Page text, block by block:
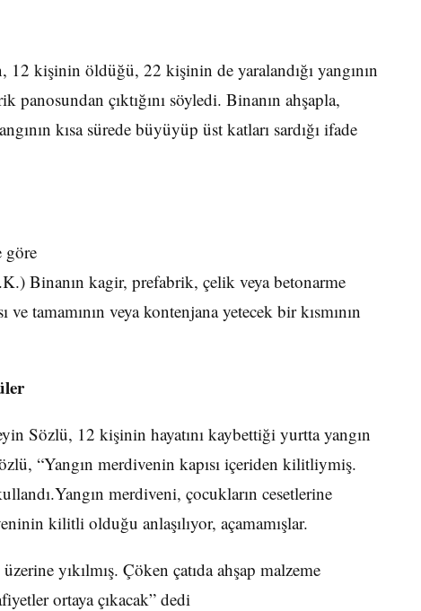
kişinin öldüğü, 22 kişinin de yaralandığı yangının
panosundan çıktığını söyledi. Binanın ahşapla,
kısa sürede büyüyüp üst katları sardığı ifade
göre
Binanın kagir, prefabrik, çelik veya betonarme
ve tamamının veya kontenjana yetecek bir kısmının
Sözlü, 12 kişinin hayatını kaybettiği yurtta yangın
“Yangın merdivenin kapısı içeriden kilitliymiş.
merdiveni, çocukların cesetlerine
kilitli olduğu anlaşılıyor, açamamışlar.
yıkılmış. Çöken çatıda ahşap malzeme
ortaya çıkacak” dedi